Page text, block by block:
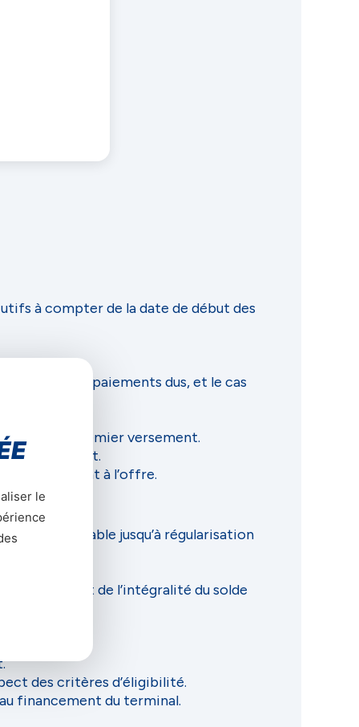
à compter de la date de début des
les paiements dus, et le cas
du premier versement.
le contrat.
à l’offre.
ci inutilisable jusqu’à régularisation
immédiat de l’intégralité du solde
des critères d’éligibilité.
financement du terminal.
le